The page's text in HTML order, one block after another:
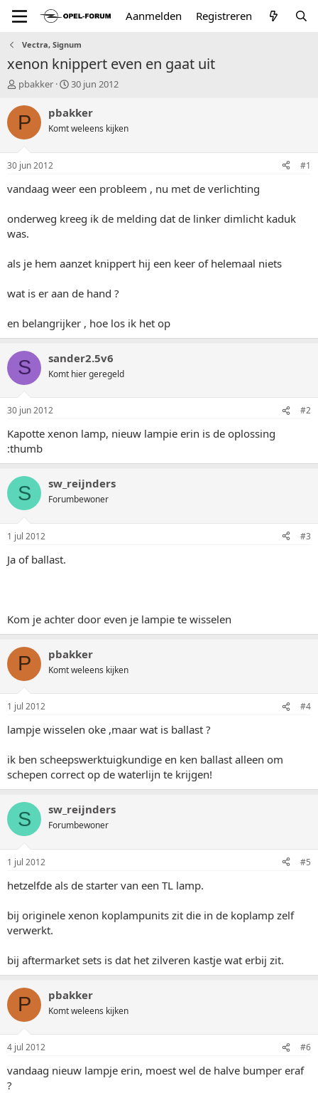
Aanmelden Registreren
Vectra, Signum
xenon knippert even en gaat uit
T
p
t
a
r
r
pbakker
S
a
t
u
30 jun 2012
P pbakker
Komt weleens kijken
30 jun 2012 #1
vandaag weer een probleem , nu met de verlichting
onderweg kreeg ik de melding dat de linker dimlicht kaduk
was.
als je hem aanzet knippert hij een keer of helemaal niets
wat is er aan de hand ?
en belangrijker , hoe los ik het op
S sander2.5v6
Komt hier geregeld
30 jun 2012 #2
Kapotte xenon lamp, nieuw lampie erin is de oplossing
:thumb
S sw_reijnders
Forumbewoner
1 jul 2012 #3
Ja of ballast.
Kom je achter door even je lampie te wisselen
P pbakker
Komt weleens kijken
1 jul 2012 #4
lampje wisselen oke ,maar wat is ballast ?
ik ben scheepswerktuigkundige en ken ballast alleen om
schepen correct op de waterlijn te krijgen!
S sw_reijnders
Forumbewoner
1 jul 2012 #5
hetzelfde als de starter van een TL lamp.
bij originele xenon koplampunits zit die in de koplamp zelf
verwerkt.
bij aftermarket sets is dat het zilveren kastje wat erbij zit.
P pbakker
Komt weleens kijken
4 jul 2012 #6
vandaag nieuw lampje erin, moest wel de halve bumper eraf
?